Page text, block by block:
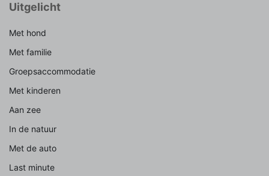
Uitgelicht
Met hond
Met familie
Groepsaccommodatie
Met kinderen
Aan zee
In de natuur
Met de auto
Last minute